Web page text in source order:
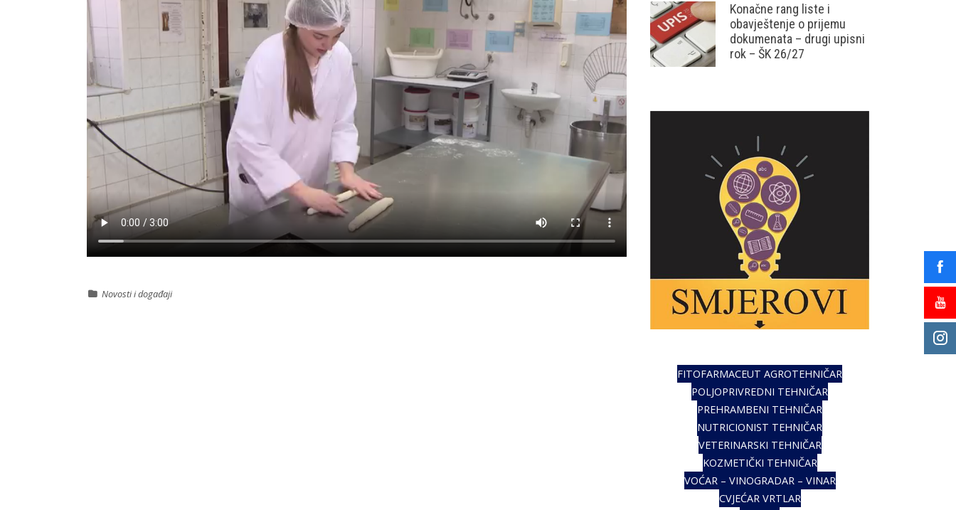
Novosti i događaji
Konačne rang liste i
obavještenje o prijemu
dokumenata – drugi upisni
rok – ŠK 26/27
FITOFARMACEUT AGROTEHNIČAR
POLJOPRIVREDNI TEHNIČAR
PREHRAMBENI TEHNIČAR
NUTRICIONIST TEHNIČAR
VETERINARSKI TEHNIČAR
KOZMETIČKI TEHNIČAR
VOĆAR – VINOGRADAR – VINAR
CVJEĆAR VRTLAR